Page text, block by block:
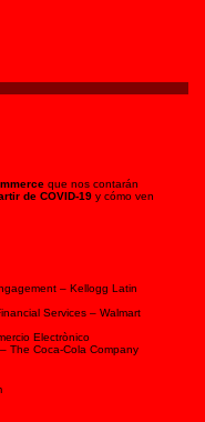
que nos contarán
de COVID-19 y cómo ven
– Kellogg Latin
Services – Walmart
Electrònico
The Coca-Cola Company